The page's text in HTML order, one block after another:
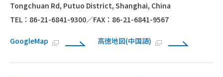
Tongchuan Rd, Putuo District, Shanghai, China
TEL：86-21-6841-9300／FAX：86-21-6841-9567
GoogleMap 高徳地図(中国語)